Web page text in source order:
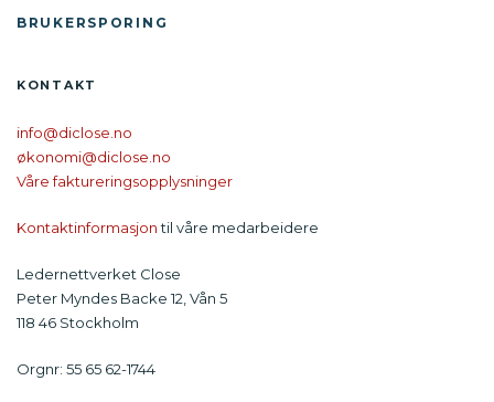
BRUKERSPORING
KONTAKT
info@diclose.no
økonomi@diclose.no
Våre faktureringsopplysninger
Kontaktinformasjontil våre medarbeidere
Ledernettverket Close
Peter Myndes Backe 12, Vån 5
118 46 Stockholm
Orgnr: 55 65 62-1744